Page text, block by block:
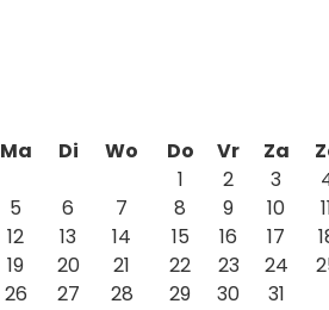
Ma Di Wo Do Vr Za
1 2 3
5 6 7 8 9 10
12 13 14 15 16 17
19 20 21 22 23 24
26 27 28 29 30 31